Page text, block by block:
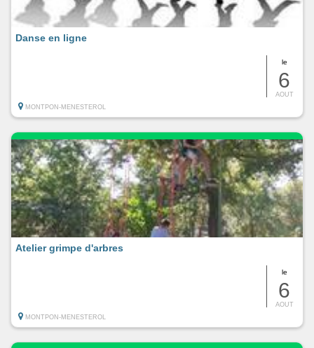
le
6
AOUT
Danse en ligne
MONTPON-MENESTEROL
le
6
AOUT
Atelier grimpe d'arbres
MONTPON-MENESTEROL